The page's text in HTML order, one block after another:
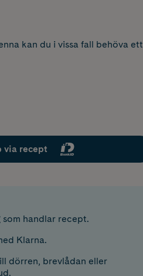
kan du i vissa fall behöva ett
via recept
handlar recept.
Klarna.
dörren, brevlådan eller